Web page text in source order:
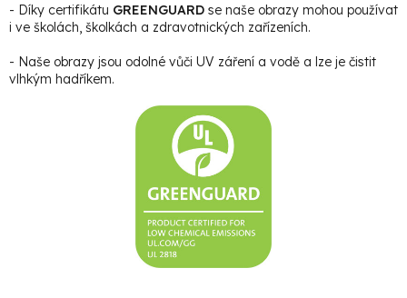
- Díky certifikátu GREENGUARD se naše obrazy mohou používat
i ve školách, školkách a zdravotnických zařízeních.
- Naše obrazy jsou odolné vůči UV záření a vodě a lze je čistit
vlhkým hadříkem.